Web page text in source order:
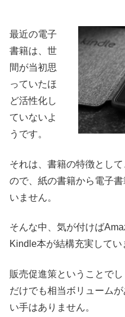
最近の電子
書籍は、世
間が当初思
っていたほ
ど活性化し
ていないよ
うです。
それは、書籍の特徴とし
ので、紙の書籍から電子
いません。
そんな中、気が付けば
Kindle本が結構充実してい
販売促進策ということで
だけでも相当ボリューム
い手はありません。